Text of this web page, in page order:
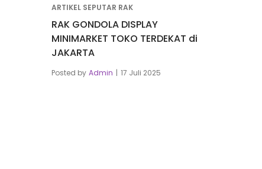
ARTIKEL SEPUTAR RAK
RAK GONDOLA DISPLAY
MINIMARKET TOKO TERDEKAT di
JAKARTA
Posted by Admin 17 Juli 2025